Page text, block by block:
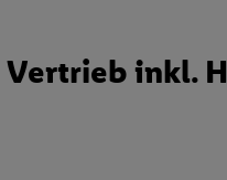
inkl.